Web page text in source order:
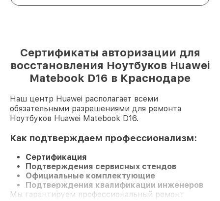
Сертификаты авторизации для
восстановления Ноутбуков Huawei
Matebook D16 в Краснодаре
Наш центр Huawei располагает всеми
обязательными разрешениями для ремонта
Ноутбуков Huawei Matebook D16.
Как подтверждаем профессионализм:
Сертификация
Подтверждения сервисных стендов
Официальные комплектующие
Подтверждения квалификации инженеров
Мы гарантируем профессиональный ремонт